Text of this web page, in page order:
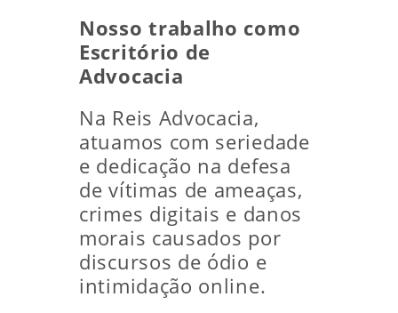
Nosso trabalho como
Escritório de
Advocacia
Na Reis Advocacia,
atuamos com seriedade
e dedicação na defesa
de vítimas de ameaças,
crimes digitais e danos
morais causados por
discursos de ódio e
intimidação online.